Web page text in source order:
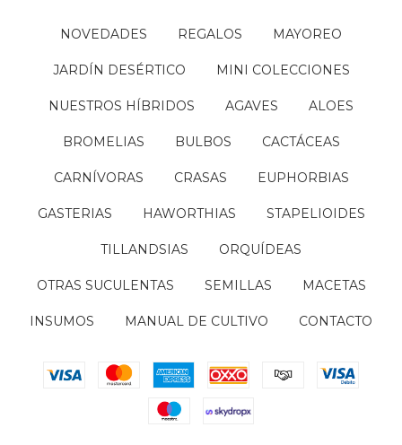
NOVEDADES REGALOS MAYOREO
JARDÍN DESÉRTICO MINI COLECCIONES
NUESTROS HÍBRIDOS AGAVES ALOES
BROMELIAS BULBOS CACTÁCEAS
CARNÍVORAS CRASAS EUPHORBIAS
GASTERIAS HAWORTHIAS STAPELIOIDES
TILLANDSIAS ORQUÍDEAS
OTRAS SUCULENTAS SEMILLAS MACETAS
INSUMOS MANUAL DE CULTIVO CONTACTO